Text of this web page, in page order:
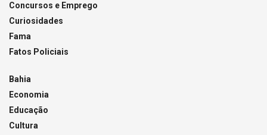
Concursos e Emprego
Curiosidades
Fama
Fatos Policiais
Bahia
Economia
Educação
Cultura